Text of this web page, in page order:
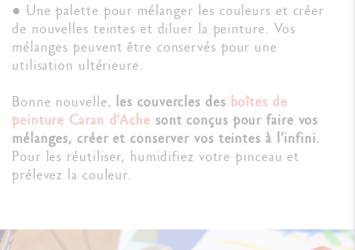
● Une palette pour mélanger les couleurs et créer
de nouvelles teintes et diluer la peinture. Vos
mélanges peuvent être conservés pour une
utilisation ultérieure.
Bonne nouvelle, les couvercles des boîtes de
peinture Caran d’Ache sont conçus pour faire vos
mélanges, créer et conserver vos teintes à l’infini.
Pour les réutiliser, humidifiez votre pinceau et
prélevez la couleur.